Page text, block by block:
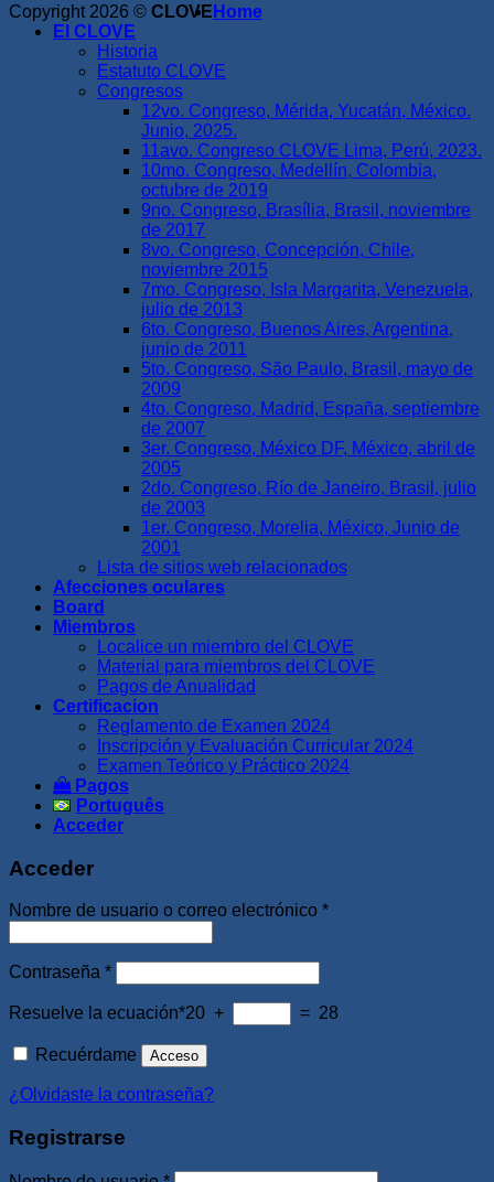
Copyright 2026 © CLOVE Home
El CLOVE
Historia
Estatuto CLOVE
Congresos
12vo. Congreso, Mérida, Yucatán, México.
Junio, 2025.
11avo. Congreso CLOVE Lima, Perú, 2023.
10mo. Congreso, Medellín, Colombia,
octubre de 2019
9no. Congreso, Brasília, Brasil, noviembre
de 2017
8vo. Congreso, Concepción, Chile,
noviembre 2015
7mo. Congreso, Isla Margarita, Venezuela,
julio de 2013
6to. Congreso, Buenos Aires, Argentina,
junio de 2011
5to. Congreso, São Paulo, Brasil, mayo de
2009
4to. Congreso, Madrid, España, septiembre
de 2007
3er. Congreso, México DF, México, abril de
2005
2do. Congreso, Río de Janeiro, Brasil, julio
de 2003
1er. Congreso, Morelia, México, Junio de
2001
Lista de sitios web relacionados
Afecciones oculares
Board
Miembros
Localice un miembro del CLOVE
Material para miembros del CLOVE
Pagos de Anualidad
Certificacion
Reglamento de Examen 2024
Inscripción y Evaluación Curricular 2024
Examen Teórico y Práctico 2024
Pagos
Português
Acceder
Acceder
Nombre de usuario o correo electrónico *Obligatorio
Contraseña *Obligatorio
Resuelve la ecuación*20 + = 28
Recuérdame Acceso
¿Olvidaste la contraseña?
Registrarse